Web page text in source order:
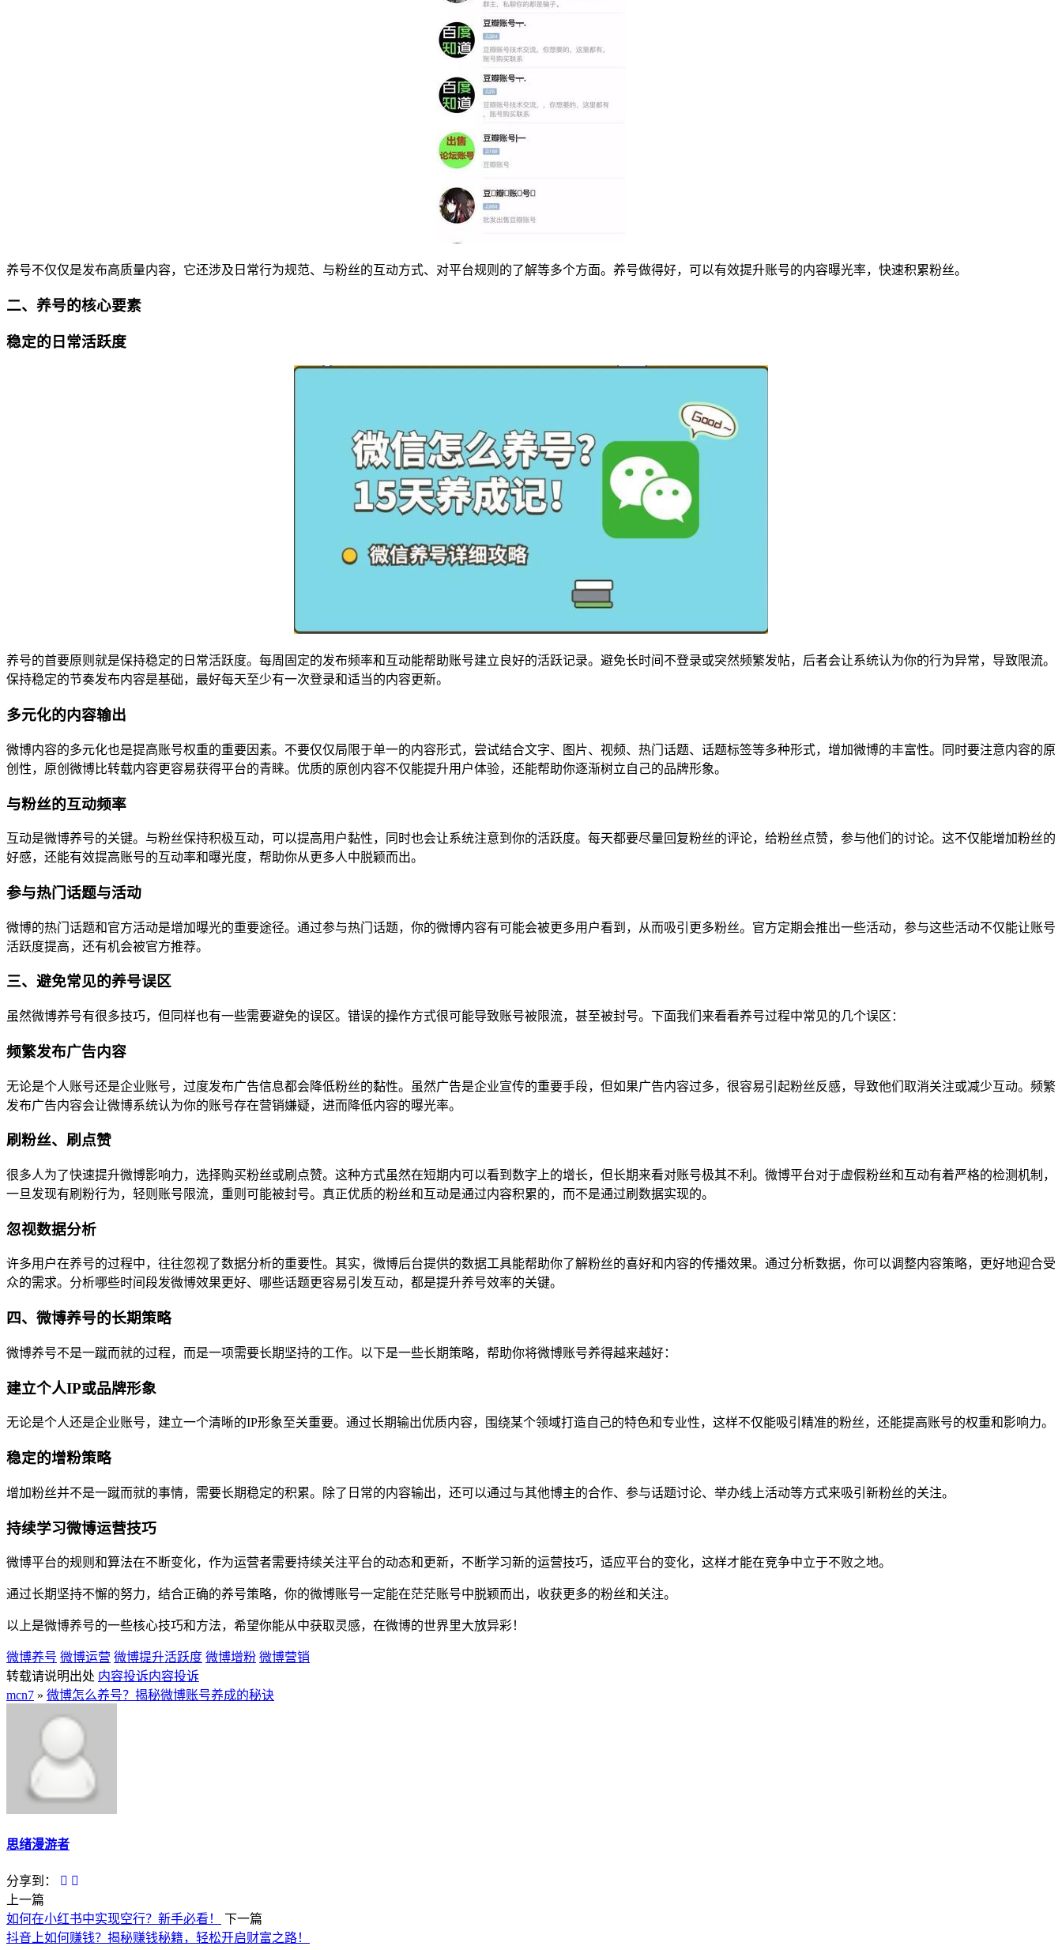
养号不仅仅是发布高质量内容，它还涉及日常行为规范、与粉丝的互动方式、对平台规则的了解等多个方面。养号做得好，可以有效提升账号的内容曝光率，快速积累粉丝。
二、养号的核心要素
稳定的日常活跃度
养号的首要原则就是保持稳定的日常活跃度。每周固定的发布频率和互动能帮助账号建立良好的活跃记录。避免长时间不登录或突然频繁发帖，后者会让系统认为你的行为异常，导致限流。
保持稳定的节奏发布内容是基础，最好每天至少有一次登录和适当的内容更新。
多元化的内容输出
微博内容的多元化也是提高账号权重的重要因素。不要仅仅局限于单一的内容形式，尝试结合文字、图片、视频、热门话题、话题标签等多种形式，增加微博的丰富性。同时要注意内容的原
创性，原创微博比转载内容更容易获得平台的青睐。优质的原创内容不仅能提升用户体验，还能帮助你逐渐树立自己的品牌形象。
与粉丝的互动频率
互动是微博养号的关键。与粉丝保持积极互动，可以提高用户黏性，同时也会让系统注意到你的活跃度。每天都要尽量回复粉丝的评论，给粉丝点赞，参与他们的讨论。这不仅能增加粉丝的
好感，还能有效提高账号的互动率和曝光度，帮助你从更多人中脱颖而出。
参与热门话题与活动
微博的热门话题和官方活动是增加曝光的重要途径。通过参与热门话题，你的微博内容有可能会被更多用户看到，从而吸引更多粉丝。官方定期会推出一些活动，参与这些活动不仅能让账号
活跃度提高，还有机会被官方推荐。
三、避免常见的养号误区
虽然微博养号有很多技巧，但同样也有一些需要避免的误区。错误的操作方式很可能导致账号被限流，甚至被封号。下面我们来看看养号过程中常见的几个误区：
频繁发布广告内容
无论是个人账号还是企业账号，过度发布广告信息都会降低粉丝的黏性。虽然广告是企业宣传的重要手段，但如果广告内容过多，很容易引起粉丝反感，导致他们取消关注或减少互动。频繁
发布广告内容会让微博系统认为你的账号存在营销嫌疑，进而降低内容的曝光率。
刷粉丝、刷点赞
很多人为了快速提升微博影响力，选择购买粉丝或刷点赞。这种方式虽然在短期内可以看到数字上的增长，但长期来看对账号极其不利。微博平台对于虚假粉丝和互动有着严格的检测机制，
一旦发现有刷粉行为，轻则账号限流，重则可能被封号。真正优质的粉丝和互动是通过内容积累的，而不是通过刷数据实现的。
忽视数据分析
许多用户在养号的过程中，往往忽视了数据分析的重要性。其实，微博后台提供的数据工具能帮助你了解粉丝的喜好和内容的传播效果。通过分析数据，你可以调整内容策略，更好地迎合受
众的需求。分析哪些时间段发微博效果更好、哪些话题更容易引发互动，都是提升养号效率的关键。
四、微博养号的长期策略
微博养号不是一蹴而就的过程，而是一项需要长期坚持的工作。以下是一些长期策略，帮助你将微博账号养得越来越好：
建立个人IP或品牌形象
无论是个人还是企业账号，建立一个清晰的IP形象至关重要。通过长期输出优质内容，围绕某个领域打造自己的特色和专业性，这样不仅能吸引精准的粉丝，还能提高账号的权重和影响力。
稳定的增粉策略
增加粉丝并不是一蹴而就的事情，需要长期稳定的积累。除了日常的内容输出，还可以通过与其他博主的合作、参与话题讨论、举办线上活动等方式来吸引新粉丝的关注。
持续学习微博运营技巧
微博平台的规则和算法在不断变化，作为运营者需要持续关注平台的动态和更新，不断学习新的运营技巧，适应平台的变化，这样才能在竞争中立于不败之地。
通过长期坚持不懈的努力，结合正确的养号策略，你的微博账号一定能在茫茫账号中脱颖而出，收获更多的粉丝和关注。
以上是微博养号的一些核心技巧和方法，希望你能从中获取灵感，在微博的世界里大放异彩！
微博养号 微博运营 微博提升活跃度 微博增粉 微博营销
转载请说明出处 内容投诉内容投诉
mcn7 » 微博怎么养号？揭秘微博账号养成的秘诀
思绪漫游者
分享到：
上一篇
如何在小红书中实现空行？新手必看！
下一篇
抖音上如何赚钱？揭秘赚钱秘籍，轻松开启财富之路！